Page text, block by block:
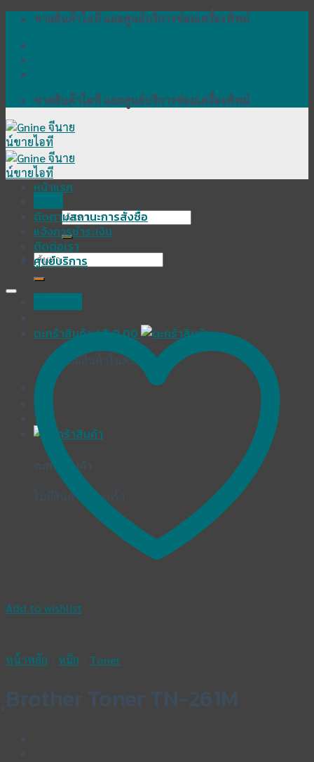
Skip
content
ขายสินค้าไอที และศูนย์บริการซ่อมเครื่องพิพม์
ขายสินค้าไอที และศูนย์บริการซ่อมเครื่องพิพม์
ค้นหา:
ค้นหา:
ตะกร้าสินค้า /฿0.00
ไม่มีสินค้าในตะกร้า
ตะกร้าสินค้า
ไม่มีสินค้าในตะกร้า
หน้าแรก
ติดตามสถานะการสั่งซื้อ
แจ้งการชำระเงิน
ติดต่อเรา
ศูนย์บริการ
Add to wishlist
หน้าหลัก หมึก Toner
ฺBrother Toner TN-261M